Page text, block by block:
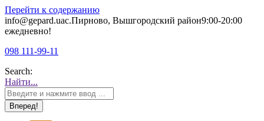
Перейти к содержанию
info@gepard.uaс.Пирново, Вышгородский район9:00-20:00
ежедневно!
098 111-99-11
Search:
Найти...